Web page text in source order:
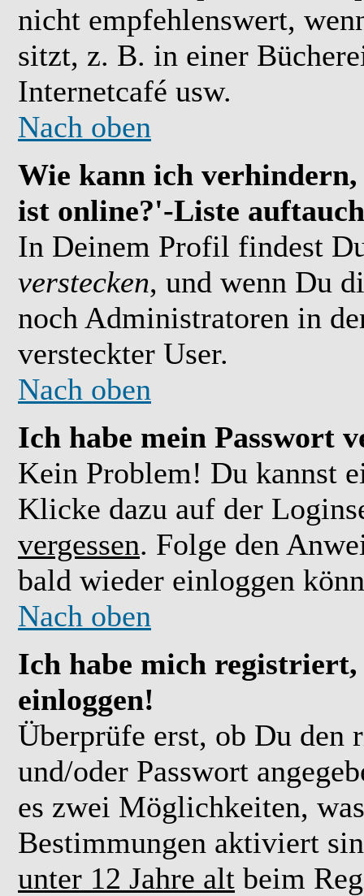
nicht empfehlenswert,
sitzt, z. B. in einer
Internetcafé usw.
Nach oben
Wie kann ich
ist online?'-Liste
In Deinem Profil findest
verstecken, und wenn Du
noch Administratoren in
versteckter User.
Nach oben
Ich habe mein Passwort
Kein Problem! Du kannst
Klicke dazu auf der
vergessen. Folge den
bald wieder einloggen
Nach oben
Ich habe mich
einloggen!
Überprüfe erst, ob Du den
und/oder Passwort
es zwei Möglichkeiten,
Bestimmungen aktiviert
unter 12 Jahre alt beim